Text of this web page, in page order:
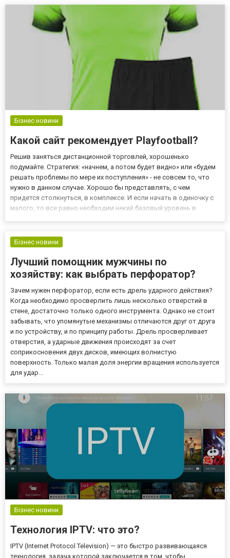
Бізнес новини
Какой сайт рекомендует Playfootball?
Решив заняться дистанционной торговлей, хорошенько
подумайте. Стратегия: «начнем, а потом будет видно» или «будем
решать проблемы по мере их поступления» - не совсем то, что
нужно в данном случае. Хорошо бы представлять, с чем
придется столкнуться, в комплексе. И если начать в одиночку с
малого, то все равно необходим некий базовый уровень в
в...Бізнес новини
Лучший помощник мужчины по
хозяйству: как выбрать перфоратор?
Зачем нужен перфоратор, если есть дрель ударного действия?
Когда необходимо просверлить лишь несколько отверстий в
стене, достаточно только одного инструмента. Однако не стоит
забывать, что упомянутые механизмы отличаются друг от друга
и по устройству, и по принципу работы. Дрель просверливает
отверстия, а ударные движения происходят за счет
соприкосновения двух дисков, имеющих волнистую
поверхность. Только малая доля энергии вращения используется
для удар...
Бізнес новини
Технология IPTV: что это?
IPTV (Internet Protocol Television) — это быстро развивающаяся
технология, задача которой заключается в том, чтобы